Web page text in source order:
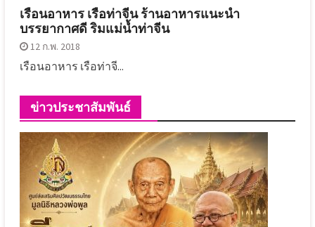
เรือนอาหาร เรือท่าจีน ร้านอาหารแนะนำ
บรรยากาศดี ริมแม่น้ำท่าจีน
12 ก.พ. 2018
เรือนอาหาร เรือท่าจี...
ข่าวประชาสัมพันธ์